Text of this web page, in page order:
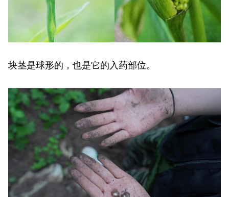
块茎是球形的，也是它的入药部位。